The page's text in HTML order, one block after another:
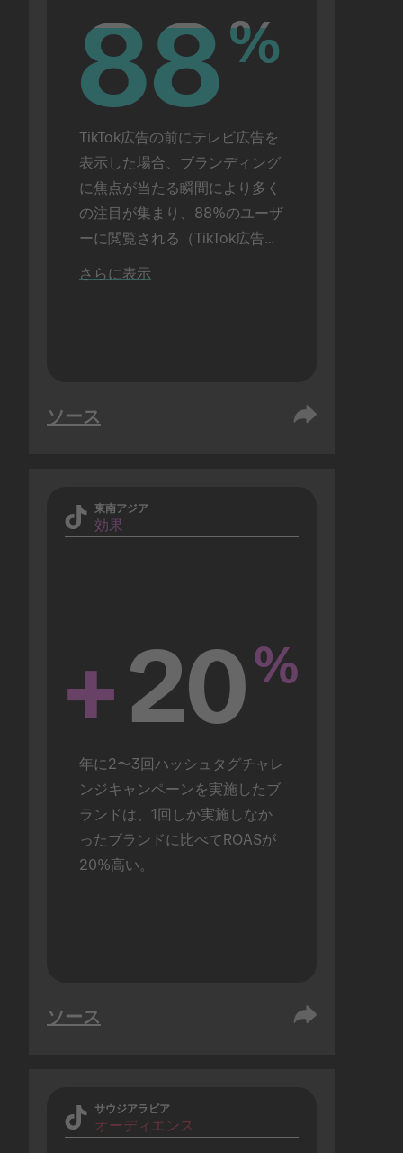
88%
88%
TikTok広告の前にテレビ広告を
表示した場合、ブランディング
に焦点が当たる瞬間により多く
の注目が集まり、88%のユーザ
ーに閲覧される（TikTok広告を
単独で表示した場合は72%）。
さらに表示
ソース
東南アジア
効果
+20%
年に2〜3回ハッシュタグチャレ
ンジキャンペーンを実施したブ
ランドは、1回しか実施しなか
ったブランドに比べてROASが
20%高い。
ソース
サウジアラビア
オーディエンス